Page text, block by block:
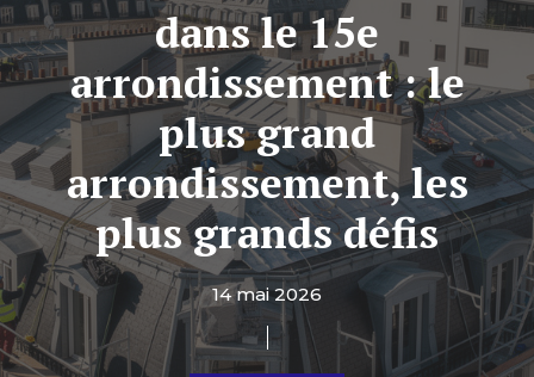
dans le 15e
arrondissement : le
plus grand
arrondissement, les
plus grands défis
14 mai 2026